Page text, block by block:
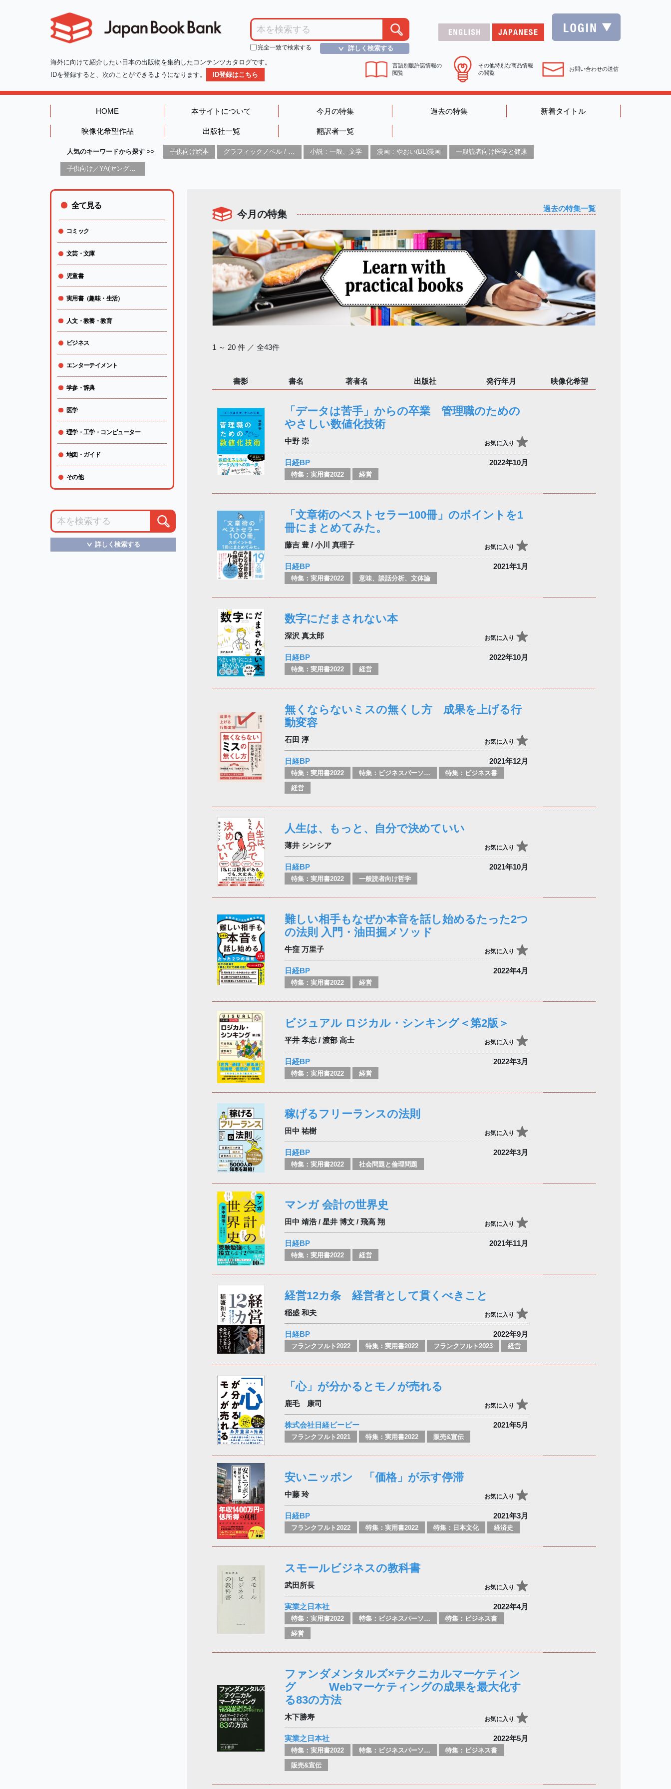
完全一致で検索する ＞
詳しく検索する
海外に向けて紹介したい日本の出版物を集約したコンテンツカタログです。
IDを登録すると、次のことができるようになります。
ID登録はこちら
言語別版許諾情報の
閲覧
その他特別な商品情報
の閲覧
お問い合わせの送信
HOME 本サイトについて 今月の特集 過去の特集 新着タイトル
映像化希望作品 出版社一覧 翻訳者一覧
人気のキーワードから探す >> 子供向け絵本 小説：一般、文学 漫画：やおい(BL)漫画 一般読者向け医学と健康
子供向け／YA(ヤングアダルト)向け一般：芸術&芸術家
過去の特集一覧
今月の特集
1 ～ 20 件 ／ 全43件
書影 書名 著者名 出版社 発行年月 映像化希望
「データは苦手」からの卒業 管理職のための
やさしい数値化技術
中野 崇 お気に入り
日経BP 2022年10月
特集：実用書2022 経営
「文章術のベストセラー100冊」のポイントを1
冊にまとめてみた。
藤吉 豊 / 小川 真理子 お気に入り
日経BP 2021年1月
特集：実用書2022 意味、談話分析、文体論
数字にだまされない本
深沢 真太郎 お気に入り
日経BP 2022年10月
特集：実用書2022 経営
無くならないミスの無くし方 成果を上げる行
動変容
石田 淳 お気に入り
日経BP 2021年12月
特集：実用書2022 特集：ビジネスパーソン必携の一冊 特集：ビジネス書
経営
人生は、もっと、自分で決めていい
薄井 シンシア お気に入り
日経BP 2021年10月
特集：実用書2022 一般読者向け哲学
難しい相手もなぜか本音を話し始めるたった2つ
の法則 入門・油田掘メソッド
牛窪 万里子 お気に入り
日経BP 2022年4月
特集：実用書2022 経営
ビジュアル ロジカル・シンキング＜第2版＞
平井 孝志 / 渡部 高士 お気に入り
日経BP 2022年3月
特集：実用書2022 経営
稼げるフリーランスの法則
田中 祐樹 お気に入り
日経BP 2022年3月
特集：実用書2022 社会問題と倫理問題
マンガ 会計の世界史
田中 靖浩 / 星井 博文 / 飛高 翔 お気に入り
日経BP 2021年11月
特集：実用書2022 経営
経営12カ条 経営者として貫くべきこと
稲盛 和夫 お気に入り
日経BP 2022年9月
フランクフルト2022 特集：実用書2022 フランクフルト2023 経営
「心」が分かるとモノが売れる
鹿毛 康司 お気に入り
株式会社日経ビーピー 2021年5月
フランクフルト2021 特集：実用書2022 販売&宣伝
安いニッポン 「価格」が示す停滞
中藤 玲 お気に入り
日経BP 2021年3月
フランクフルト2022 特集：実用書2022 特集：日本文化 経済史
スモールビジネスの教科書
武田所長 お気に入り
実業之日本社 2022年4月
特集：実用書2022 特集：ビジネスパーソン必携の一冊 特集：ビジネス書
経営
ファンダメンタルズ×テクニカルマーケティン
グ Webマーケティングの成果を最大化す
る83の方法
木下勝寿 お気に入り
実業之日本社 2022年5月
特集：実用書2022 特集：ビジネスパーソン必携の一冊 特集：ビジネス書
販売&宣伝
全て見る
コミック
文芸・文庫
児童書
実用書（趣味・生活）
人文・教養・教育
ビジネス
エンターテイメント
学参・辞典
医学
理学・工学・コンピューター
地図・ガイド
その他
＞詳しく検索する